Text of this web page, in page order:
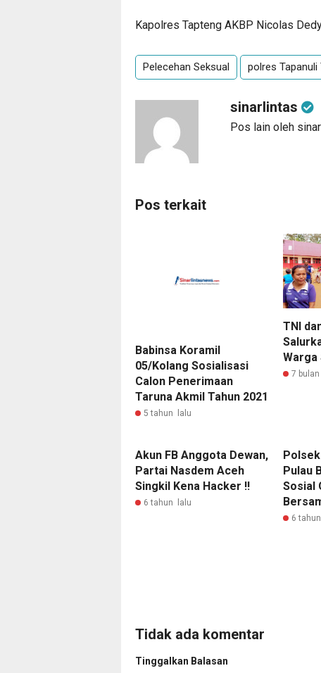
Kapolres Tapteng AKBP Nicolas
Pelecehan Seksual polres Tapanuli
sinarlintas
Pos lain oleh
Pos terkait
Babinsa Koramil
05/Kolang Sosialisasi
Calon Penerimaan
Taruna Akmil Tahun 2021
5 tahun lalu
TNI
Warga
7
Akun FB Anggota Dewan,
Partai Nasdem Aceh
Singkil Kena Hacker !!
6 tahun lalu
Pulau
Sosial
6
Tidak ada komentar
Tinggalkan Balasan